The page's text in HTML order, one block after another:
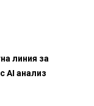
линия за
AI анализ